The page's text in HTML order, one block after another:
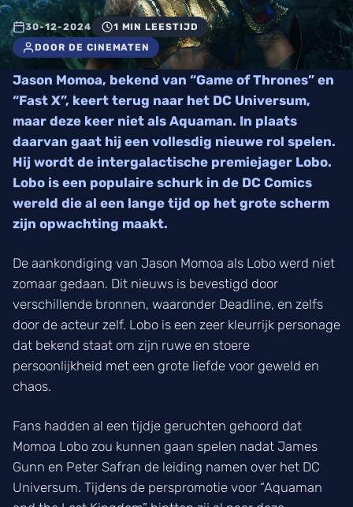
30-12-2024
1 MIN LEESTIJD
DOOR DE CINEMATEN
Jason Momoa, bekend van “Game of Thrones” en
“Fast X”, keert terug naar het DC Universum,
maar deze keer niet als Aquaman. In plaats
daarvan gaat hij een vollesdig nieuwe rol spelen.
Hij wordt de intergalactische premiejager Lobo.
Lobo is een populaire schurk in de DC Comics
wereld die al een lange tijd op het grote scherm
zijn opwachting maakt.
De aankondiging van Jason Momoa als Lobo werd niet
zomaar gedaan. Dit nieuws is bevestigd door
verschillende bronnen, waaronder Deadline, en zelfs
door de acteur zelf. Lobo is een zeer kleurrijk personage
dat bekend staat om zijn ruwe en stoere
persoonlijkheid met een grote liefde voor geweld en
chaos.
Fans hadden al een tijdje geruchten gehoord dat
Momoa Lobo zou kunnen gaan spelen nadat James
Gunn en Peter Safran de leiding namen over het DC
Universum. Tijdens de perspromotie voor “Aquaman